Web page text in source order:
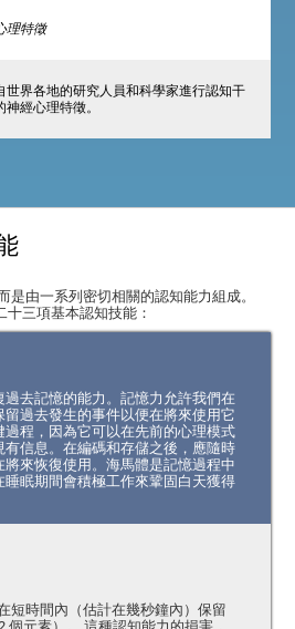
理特徵
世界各地的研究人員和科學家進行認知干
經心理特徵。
是由一系列密切相關的認知能力組成。
十三項基本認知技能：
去記憶的能力。記憶力允許我們在
過去發生的事件以便在將來使用它
程，因為它可以在先前的心理模式
信息。在編碼和存儲之後，應隨時
來恢復使用。海馬體是記憶過程中
眠期間會積極工作來鞏固白天獲得
短時間內（估計在幾秒鐘內）保留